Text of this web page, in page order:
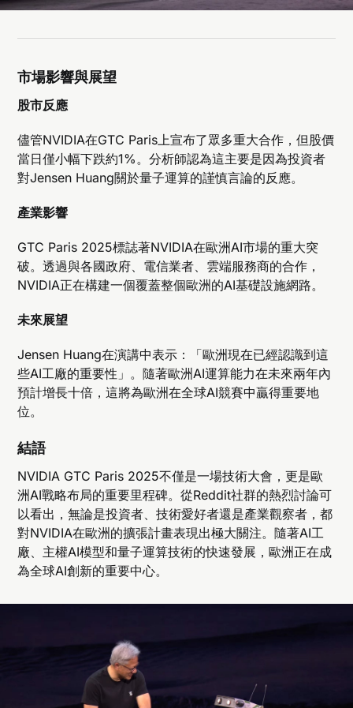
市場影響與展望
股市反應
儘管NVIDIA在GTC Paris上宣布了眾多重大合作，但股價
當日僅小幅下跌約1%。分析師認為這主要是因為投資者
對Jensen Huang關於量子運算的謹慎言論的反應。
產業影響
GTC Paris 2025標誌著NVIDIA在歐洲AI市場的重大突
破。透過與各國政府、電信業者、雲端服務商的合作，
NVIDIA正在構建一個覆蓋整個歐洲的AI基礎設施網路。
未來展望
Jensen Huang在演講中表示：「歐洲現在已經認識到這
些AI工廠的重要性」。隨著歐洲AI運算能力在未來兩年內
預計增長十倍，這將為歐洲在全球AI競賽中贏得重要地
位。
結語
NVIDIA GTC Paris 2025不僅是一場技術大會，更是歐
洲AI戰略布局的重要里程碑。從Reddit社群的熱烈討論可
以看出，無論是投資者、技術愛好者還是產業觀察者，都
對NVIDIA在歐洲的擴張計畫表現出極大關注。隨著AI工
廠、主權AI模型和量子運算技術的快速發展，歐洲正在成
為全球AI創新的重要中心。